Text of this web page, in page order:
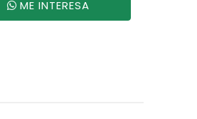
ME INTERESA